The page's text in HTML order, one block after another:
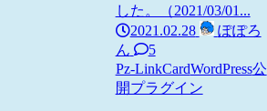
した。（2021/03/01...
2021.02.28
ぽぽろ
ん
5
Pz-LinkCardWordPress公
開プラグイン